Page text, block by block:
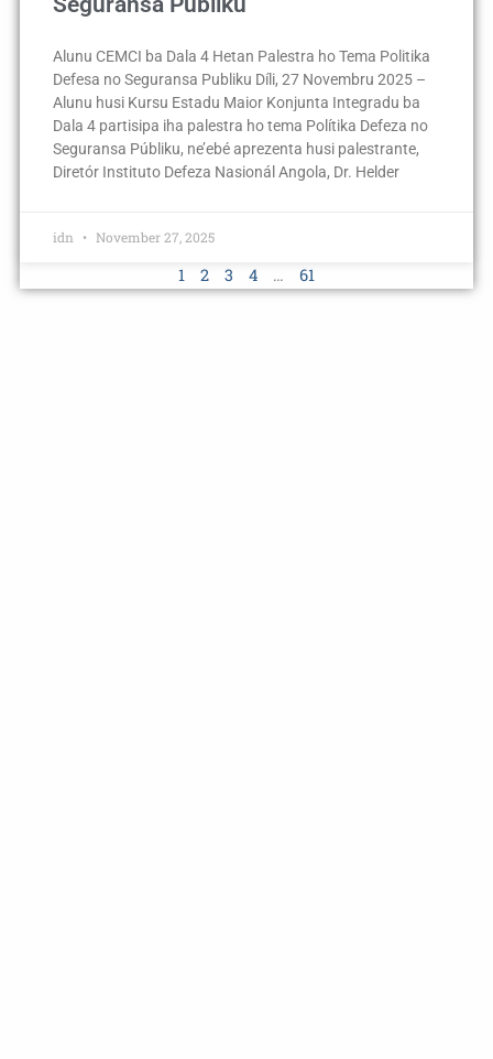
Alunu CEMCI ba Dala 4 Hetan Palestra ho Tema Politika
Defesa no Seguransa Publiku Díli, 27 Novembru 2025 –
Alunu husi Kursu Estadu Maior Konjunta Integradu ba
Dala 4 partisipa iha palestra ho tema Polítika Defeza no
Seguransa Públiku, ne’ebé aprezenta husi palestrante,
Diretór Instituto Defeza Nasionál Angola, Dr. Helder
idn November 27, 2025
1 2 3 4 … 61